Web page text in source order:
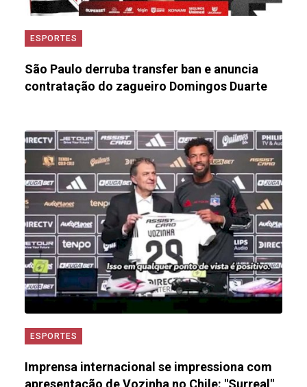
ESPORTES
São Paulo derruba transfer ban e anuncia
contratação do zagueiro Domingos Duarte
ESPORTES
Imprensa internacional se impressiona com
apresentação de Vozinha no Chile: "Surreal"